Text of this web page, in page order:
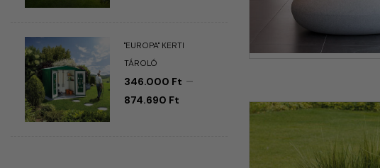
"EUROPA" KERTI
TÁROLÓ
346.000 Ft –
874.690 Ft